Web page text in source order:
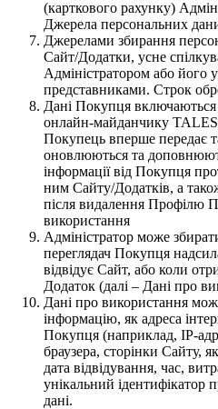
(карткового рахунку)
Джерела персональних
Джерелами збирання
Сайт/Додатки, усне
Адміністратором або його
представниками. Строк
Дані Покупця
онлайн-майданчику
Покупець вперше передає
оновлюються та
інформації від Покупця
ним Сайту/Додатків, а
після видалення Профілю
використання
Адміністратор може
переглядач Покупця
відвідує Сайт, або коли
Додаток (далі – Дані про
Дані про використання
інформацію, як адреса
Покупця (наприклад, IP-
браузера, сторінки Сайту,
дата відвідування, час,
унікальний ідентифікатор
дані.